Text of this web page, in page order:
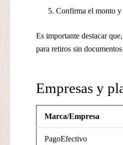
Confirma el monto y
Es importante destacar
para retiros sin
Empresas y
Marca/Empresa
PagoEfectivo